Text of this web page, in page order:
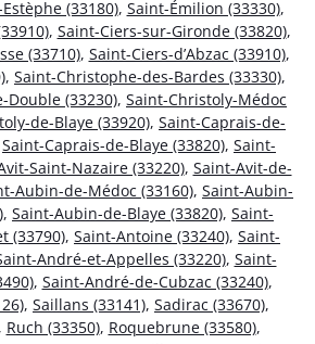
(33180), Saint-Émilion (33330),
, Saint-Ciers-sur-Gironde (33820),
(33710), Saint-Ciers-d’Abzac (33910),
, Saint-Christophe-des-Bardes (33330),
Double (33230), Saint-Christoly-Médoc
de-Blaye (33920), Saint-Caprais-de-
Saint-Caprais-de-Blaye (33820), Saint-
Saint-Nazaire (33220), Saint-Avit-de-
Aubin-de-Médoc (33160), Saint-Aubin-
, Saint-Aubin-de-Blaye (33820), Saint-
(33790), Saint-Antoine (33240), Saint-
André-et-Appelles (33220), Saint-
, Saint-André-de-Cubzac (33240),
, Saillans (33141), Sadirac (33670),
Ruch (33350), Roquebrune (33580),